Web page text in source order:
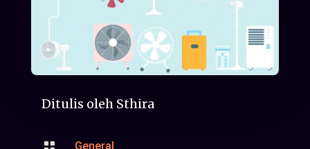
Ditulis oleh Sthira
 General